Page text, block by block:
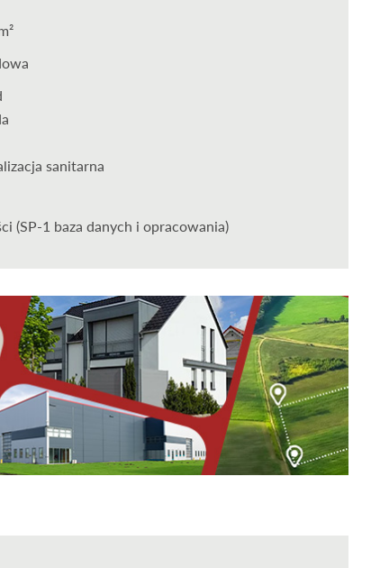
sanitarna
(SP-1 baza danych i opracowania)